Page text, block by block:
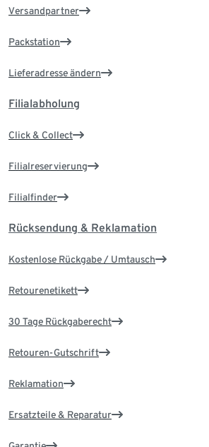
Versandpartner
Packstation
Lieferadresse ändern
Filialabholung
Click & Collect
Filialreservierung
Filialfinder
Rücksendung & Reklamation
Kostenlose Rückgabe / Umtausch
Retourenetikett
30 Tage Rückgaberecht
Retouren-Gutschrift
Reklamation
Ersatzteile & Reparatur